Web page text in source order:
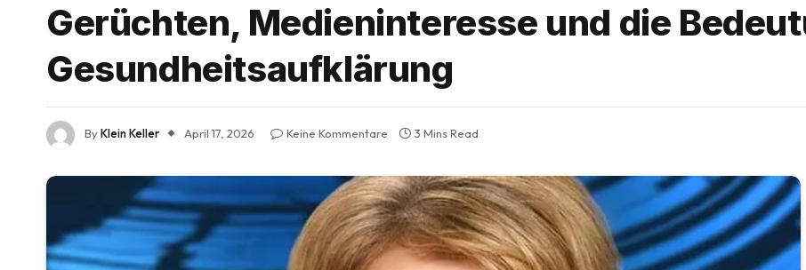
Gerüchten, Medieninteresse und die
Gesundheitsaufklärung
ByKlein Keller April 17, 2026 Keine Kommentare 3 Mins Read